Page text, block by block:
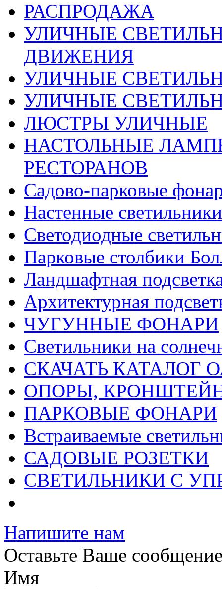
РАСПРОДАЖА
УЛИЧНЫЕ
ДВИЖЕНИЯ
УЛИЧНЫЕ
УЛИЧНЫЕ
ЛЮСТРЫ УЛИЧНЫЕ
НАСТОЛЬНЫЕ
РЕСТОРАНОВ
Садово-парковые
Настенные светильники
Светодиодные
Парковые столбики
Ландшафтная
Архитектурная
ЧУГУННЫЕ ФОНАРИ
Светильники на
СКАЧАТЬ КАТАЛОГ
ОПОРЫ,
ПАРКОВЫЕ ФОНАРИ
Встраиваемые
САДОВЫЕ РОЗЕТКИ
СВЕТИЛЬНИКИ С
Напишите нам
Оставьте Ваше сообщение
Имя